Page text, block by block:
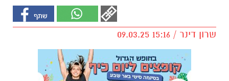
שרון דינר / 15:16 09.03.25
שוטרים, באר שבע נט, אופקים,
7.10
ליזמי ז"ל, מיגאל אילוז ז"ל, אבי בוזגלו ז"ל, ניסים